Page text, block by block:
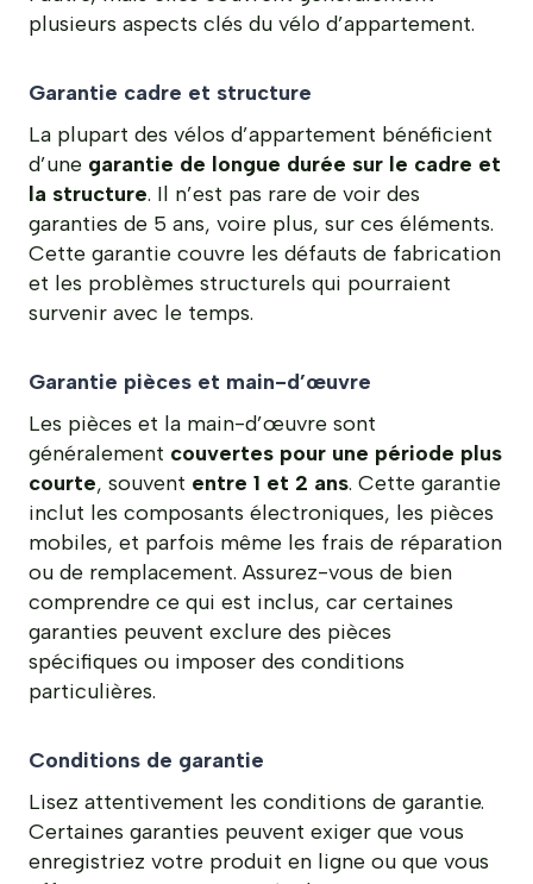
plusieurs aspects clés du vélo d’appartement.
Garantie cadre et structure
La plupart des vélos d’appartement bénéficient
d’une garantie de longue durée sur le cadre et
la structure. Il n’est pas rare de voir des
garanties de 5 ans, voire plus, sur ces éléments.
Cette garantie couvre les défauts de fabrication
et les problèmes structurels qui pourraient
survenir avec le temps.
Garantie pièces et main-d’œuvre
Les pièces et la main-d’œuvre sont
généralement couvertes pour une période plus
courte, souvent entre 1 et 2 ans. Cette garantie
inclut les composants électroniques, les pièces
mobiles, et parfois même les frais de réparation
ou de remplacement. Assurez-vous de bien
comprendre ce qui est inclus, car certaines
garanties peuvent exclure des pièces
spécifiques ou imposer des conditions
particulières.
Conditions de garantie
Lisez attentivement les conditions de garantie.
Certaines garanties peuvent exiger que vous
enregistriez votre produit en ligne ou que vous